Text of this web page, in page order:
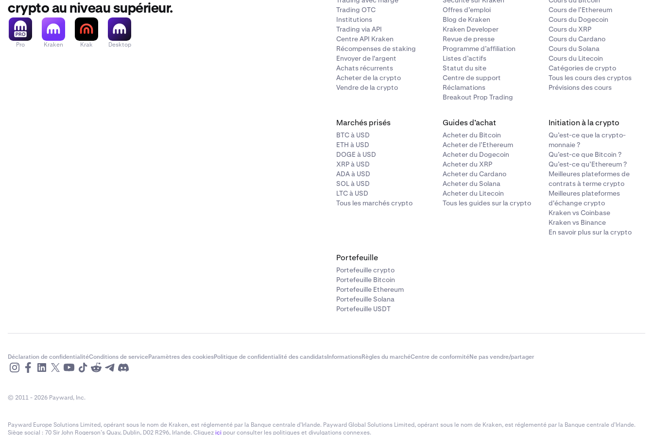
crypto au niveau supérieur.
Pro Kraken Krak Desktop
Trading OTC
Institutions
Trading via API
Centre API Kraken
Récompenses de staking
Envoyer de l'argent
Achats récurrents
Acheter de la crypto
Vendre de la crypto
Offres d’emploi
Blog de Kraken
Kraken Developer
Revue de presse
Programme d’affiliation
Listes d’actifs
Statut du site
Centre de support
Réclamations
Breakout Prop Trading
Cours de l’Ethereum
Cours du Dogecoin
Cours du XRP
Cours du Cardano
Cours du Solana
Cours du Litecoin
Catégories de crypto
Tous les cours des cryptos
Prévisions des cours
Marchés prisés
BTC à USD
ETH à USD
DOGE à USD
XRP à USD
ADA à USD
SOL à USD
LTC à USD
Tous les marchés crypto
Guides d’achat
Acheter du Bitcoin
Acheter de l’Ethereum
Acheter du Dogecoin
Acheter du XRP
Acheter du Cardano
Acheter du Solana
Acheter du Litecoin
Tous les guides sur la crypto
Initiation à la crypto
Qu’est-ce que la crypto-
monnaie ?
Qu’est-ce que Bitcoin ?
Qu’est-ce qu’Ethereum ?
Meilleures plateformes de
contrats à terme crypto
Meilleures plateformes
d'échange crypto
Kraken vs Coinbase
Kraken vs Binance
En savoir plus sur la crypto
Portefeuille
Portefeuille crypto
Portefeuille Bitcoin
Portefeuille Ethereum
Portefeuille Solana
Portefeuille USDT
Déclaration de confidentialitéConditions de serviceParamètres des cookiesPolitique de confidentialité des candidatsInformationsRègles du marchéCentre de conformitéNe pas vendre/partager
© 2011 - 2026 Payward, Inc.
Payward Europe Solutions Limited, opérant sous le nom de Kraken, est réglementé par la Banque centrale d’Irlande. Payward Global Solutions Limited, opérant sous le nom de Kraken, est réglementé par la Banque centrale d’Irlande.
Siège social : 70 Sir John Rogerson’s Quay, Dublin, D02 R296, Irlande. Cliquezici pour consulter les politiques et divulgations connexes.